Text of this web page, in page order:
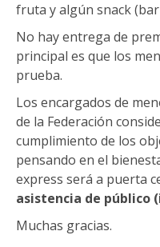
fruta y algún snack
No hay entrega de
principal es que los
prueba.
Los encargados de
de la Federación
cumplimiento de los
pensando en el
express será a puerta
asistencia de público
Muchas gracias.